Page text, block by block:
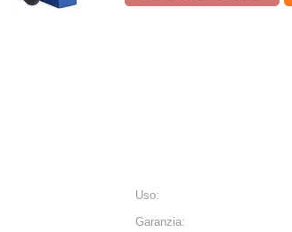
Uso:
Garanzia: